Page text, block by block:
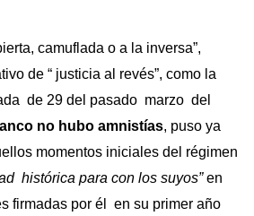
camuflada o a la inversa”,
de “ justicia al revés”, como la
de 29 del pasado marzo del
no hubo amnistías, puso ya
momentos iniciales del régimen
histórica para con los suyos”en
firmadas por él en su primer año